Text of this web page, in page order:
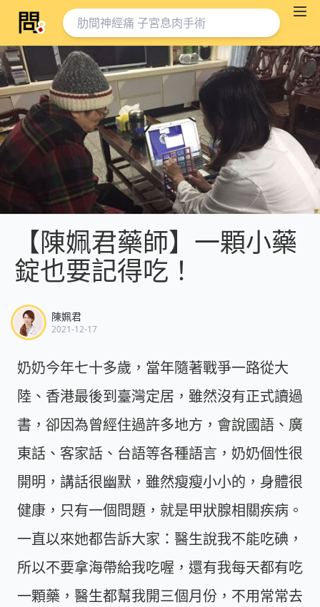
【陳姵君藥師】一顆小藥
錠也要記得吃！
陳姵君
2021-12-17
奶奶今年七十多歲，當年隨著戰爭一路從大
陸、香港最後到臺灣定居，雖然沒有正式讀過
書，卻因為曾經住過許多地方，會說國語、廣
東話、客家話、台語等各種語言，奶奶個性很
開明，講話很幽默，雖然瘦瘦小小的，身體很
健康，只有一個問題，就是甲狀腺相關疾病。
一直以來她都告訴大家：醫生說我不能吃碘，
所以不要拿海帶給我吃喔，還有我每天都有吃
一顆藥，醫生都幫我開三個月份，不用常常去